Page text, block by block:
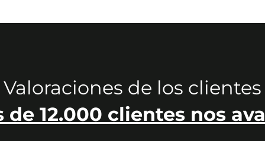
Valoraciones de los clientes
de 12.000 clientes nos